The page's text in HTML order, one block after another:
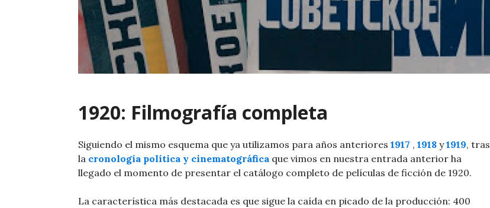
1920: Filmografía completa
Siguiendo el mismo esquema que ya utilizamos para años anteriores 1917 , 1918 y1919, tras
la cronología política y cinematográfica que vimos en nuestra entrada anterior ha
llegado el momento de presentar el catálogo completo de películas de ficción de 1920.
La característica más destacada es que sigue la caída en picado de la producción: 400